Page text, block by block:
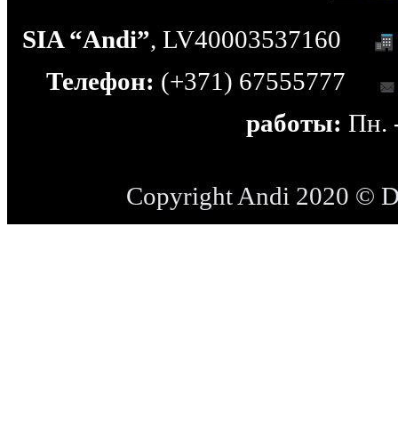
SIA “Andi”, LV40003537160
Телефон: (+371) 67555777
работы: Пн.
Copyright Andi 2020 ©